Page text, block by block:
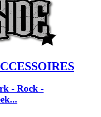
- Rock -